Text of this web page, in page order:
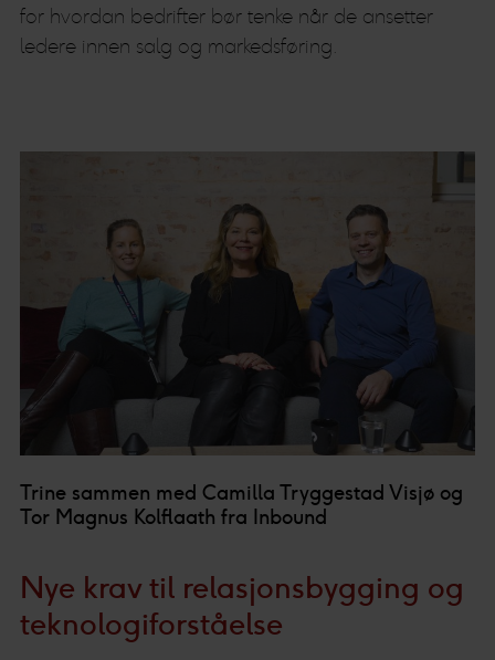
for hvordan bedrifter bør tenke når de ansetter
ledere innen salg og markedsføring.
Trine sammen med Camilla Tryggestad Visjø og
Tor Magnus Kolflaath fra Inbound
Nye krav til relasjonsbygging og
teknologiforståelse